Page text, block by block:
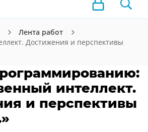
Лента работ
Достижения и перспективы
интеллект.
и перспективы